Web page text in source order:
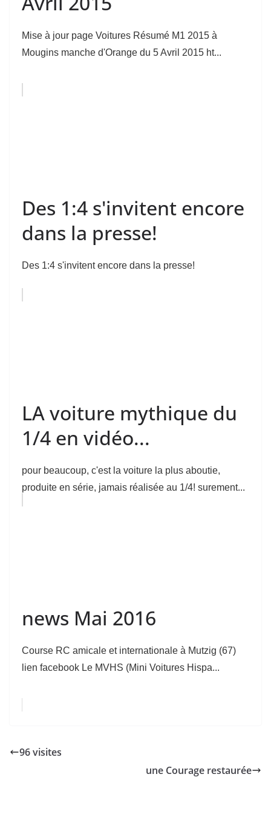
Mise à jour page Voitures Résumé M1 2015 à
Mougins manche d'Orange du 5 Avril 2015 ht...
Des 1:4 s'invitent encore
dans la presse!
Des 1:4 s'invitent encore dans la presse!
LA voiture mythique du
1/4 en vidéo...
pour beaucoup, c'est la voiture la plus aboutie,
produite en série, jamais réalisée au 1/4! surement...
news Mai 2016
Course RC amicale et internationale à Mutzig (67)
lien facebook Le MVHS (Mini Voitures Hispa...
96 visites
une Courage restaurée